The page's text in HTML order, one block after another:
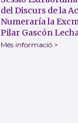
del Discurs de la
Numeraría la
Pilar Gascón
Més informació >